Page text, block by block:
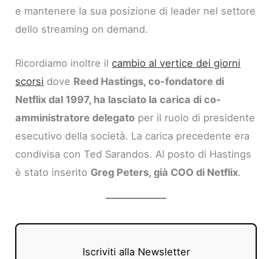
e mantenere la sua posizione di leader nel settore
dello streaming on demand.
Ricordiamo inoltre ilcambio al vertice dei giorni
scorsi dove Reed Hastings, co-fondatore di
Netflix dal 1997, ha lasciato la carica di co-
amministratore delegato per il ruolo di presidente
esecutivo della società. La carica precedente era
condivisa con Ted Sarandos. Al posto di Hastings
è stato inserito Greg Peters, già COO di Netflix.
Iscriviti alla Newsletter